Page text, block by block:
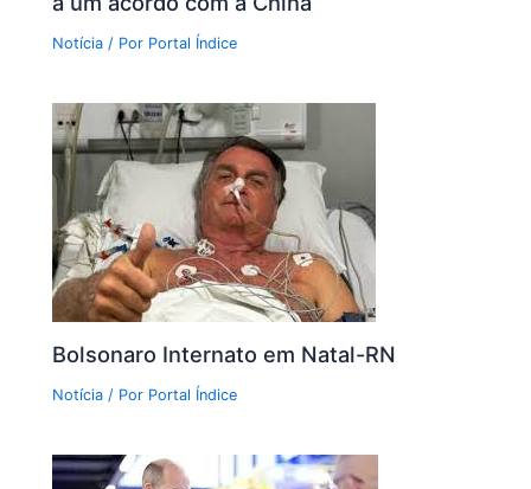
Notícia / Por Portal Índice
Bolsonaro Internato em Natal-RN
Notícia / Por Portal Índice